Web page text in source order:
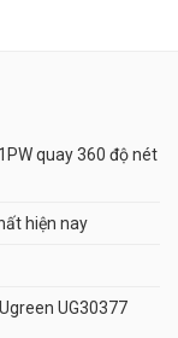
quay 360 độ nét
hiện nay
UG30377